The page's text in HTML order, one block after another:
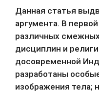
Данная статья
аргумента. В
различных
дисциплин и
досовременной
разработаны
изображения тела;